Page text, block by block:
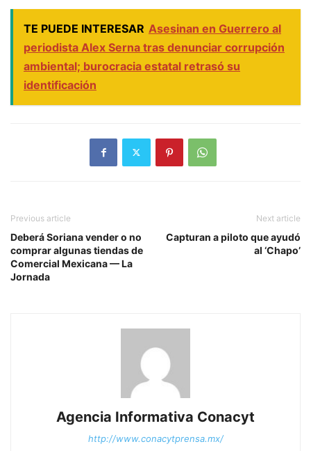
TE PUEDE INTERESAR Asesinan en Guerrero al
periodista Alex Serna tras denunciar corrupción
ambiental; burocracia estatal retrasó su
identificación
Previous article
Deberá Soriana vender o no
comprar algunas tiendas de
Comercial Mexicana — La
Jornada
Next article
Capturan a piloto que ayudó
al ‘Chapo’
Agencia Informativa Conacyt
http://www.conacytprensa.mx/